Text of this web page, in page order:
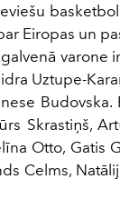
Eiropas un
varone
Uztupe-
Budovska.
Skrastiņš,
Otto, Gatis
Celms,